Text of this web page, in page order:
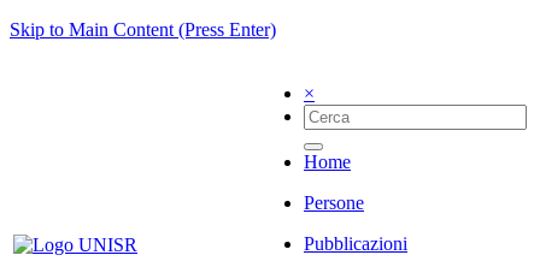
Skip to Main Content (Press Enter)
×
Home
Persone
Pubblicazioni